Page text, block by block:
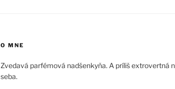
O MNE
Zvedavá parfémová nadšenkyňa. A príliš extrovertná
seba.